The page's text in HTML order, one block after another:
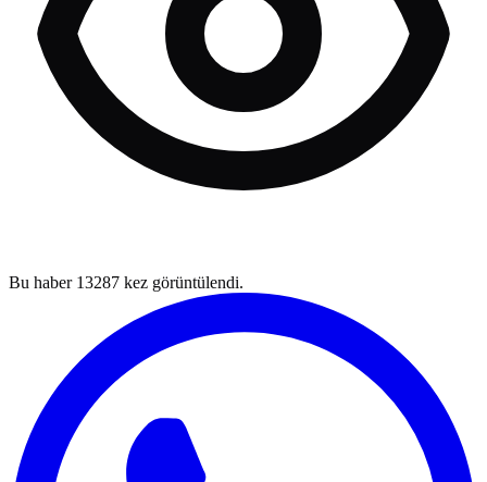
Bu haber 13287 kez görüntülendi.